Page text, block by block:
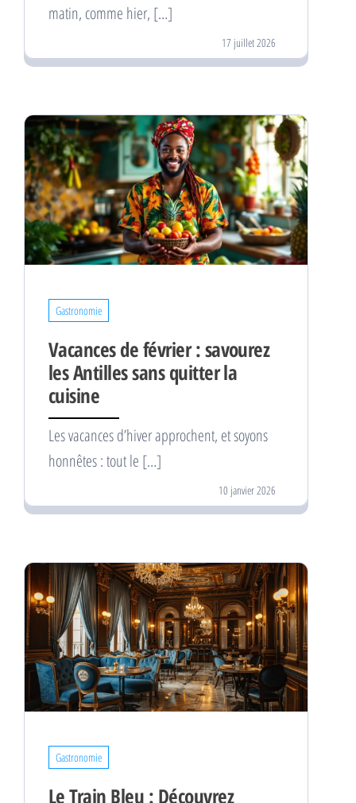
matin, comme hier, […]
17 juillet 2026
Gastronomie
Vacances de février : savourez
les Antilles sans quitter la
cuisine
Les vacances d’hiver approchent, et soyons
honnêtes : tout le […]
10 janvier 2026
Gastronomie
Le Train Bleu : Découvrez